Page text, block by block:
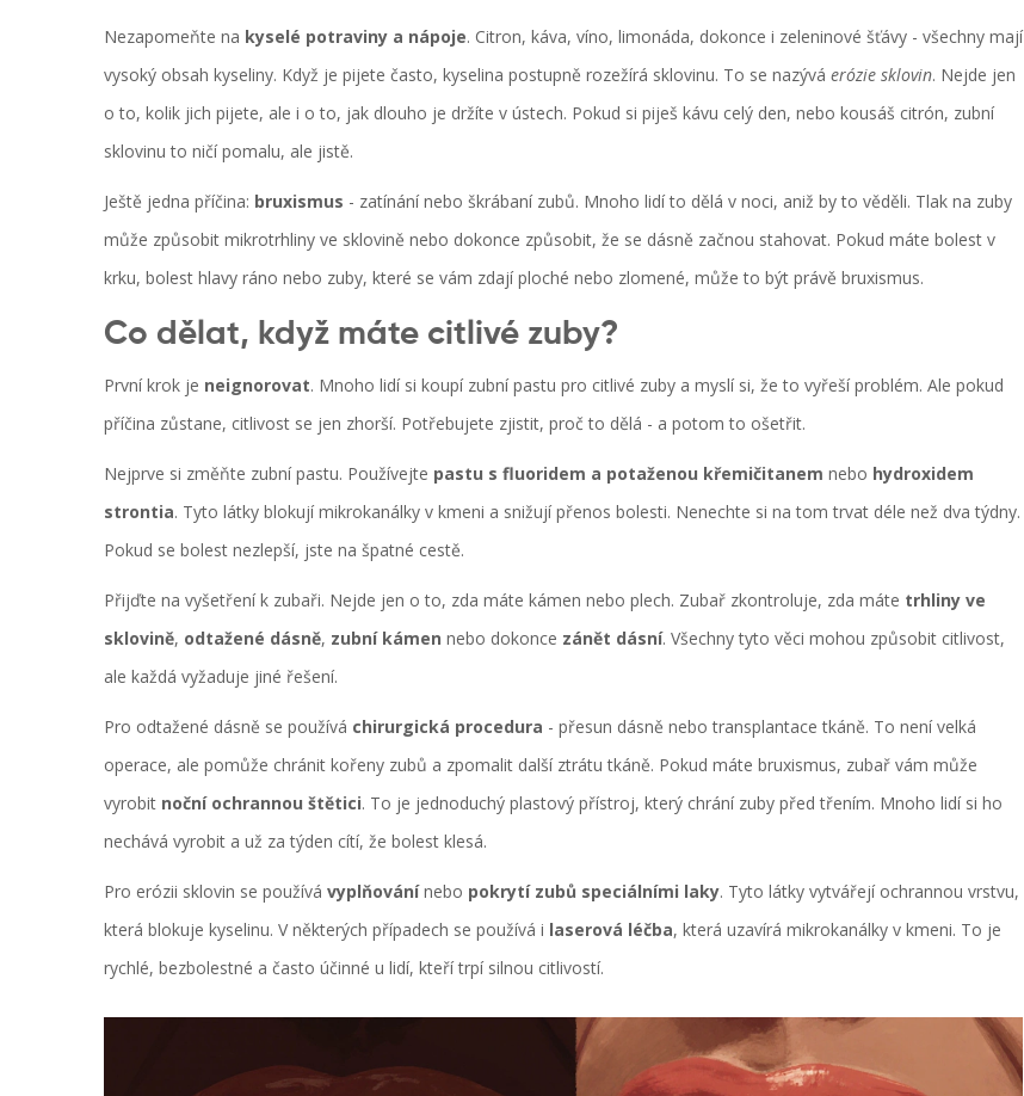
Nezapomeňte na kyselé potraviny a nápoje. Citron, káva, víno, limonáda, dokonce i zeleninové šťávy - všechny mají
vysoký obsah kyseliny. Když je pijete často, kyselina postupně rozežírá sklovinu. To se nazývá erózie sklovin. Nejde jen
o to, kolik jich pijete, ale i o to, jak dlouho je držíte v ústech. Pokud si piješ kávu celý den, nebo kousáš citrón, zubní
sklovinu to ničí pomalu, ale jistě.
Ještě jedna příčina: bruxismus - zatínání nebo škrábaní zubů. Mnoho lidí to dělá v noci, aniž by to věděli. Tlak na zuby
může způsobit mikrotrhliny ve sklovině nebo dokonce způsobit, že se dásně začnou stahovat. Pokud máte bolest v
krku, bolest hlavy ráno nebo zuby, které se vám zdají ploché nebo zlomené, může to být právě bruxismus.
Co dělat, když máte citlivé zuby?
První krok je neignorovat. Mnoho lidí si koupí zubní pastu pro citlivé zuby a myslí si, že to vyřeší problém. Ale pokud
příčina zůstane, citlivost se jen zhorší. Potřebujete zjistit, proč to dělá - a potom to ošetřit.
Nejprve si změňte zubní pastu. Používejte pastu s fluoridem a potaženou křemičitanem nebo hydroxidem
strontia. Tyto látky blokují mikrokanálky v kmeni a snižují přenos bolesti. Nenechte si na tom trvat déle než dva týdny.
Pokud se bolest nezlepší, jste na špatné cestě.
Přijďte na vyšetření k zubaři. Nejde jen o to, zda máte kámen nebo plech. Zubař zkontroluje, zda máte trhliny ve
sklovině, odtažené dásně, zubní kámen nebo dokonce zánět dásní. Všechny tyto věci mohou způsobit citlivost,
ale každá vyžaduje jiné řešení.
Pro odtažené dásně se používá chirurgická procedura - přesun dásně nebo transplantace tkáně. To není velká
operace, ale pomůže chránit kořeny zubů a zpomalit další ztrátu tkáně. Pokud máte bruxismus, zubař vám může
vyrobit noční ochrannou štětici. To je jednoduchý plastový přístroj, který chrání zuby před třením. Mnoho lidí si ho
nechává vyrobit a už za týden cítí, že bolest klesá.
Pro erózii sklovin se používá vyplňovánínebo pokrytí zubů speciálními laky. Tyto látky vytvářejí ochrannou vrstvu,
která blokuje kyselinu. V některých případech se používá i laserová léčba, která uzavírá mikrokanálky v kmeni. To je
rychlé, bezbolestné a často účinné u lidí, kteří trpí silnou citlivostí.